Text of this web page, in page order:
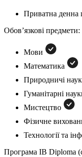
Приватна денна
Обов’язкові предмети:
Mови
Математика
Природничі
Гуманітарні
Мистецтво
Фізичне
Технології та
Програма IB Diploma